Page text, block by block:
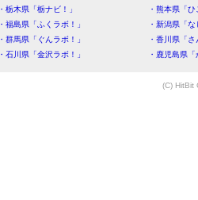
・栃木県「栃ナビ！」
・熊本県「
・福島県「ふくラボ！」
・新潟県「
・群馬県「ぐんラボ！」
・香川県「
・石川県「金沢ラボ！」
・鹿児島県
(C) HitBit